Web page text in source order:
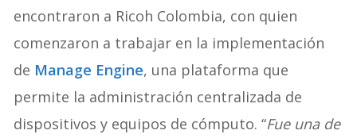
encontraron a Ricoh Colombia, con quien
comenzaron a trabajar en la implementación
de Manage Engine, una plataforma que
permite la administración centralizada de
dispositivos y equipos de cómputo. “Fue una de